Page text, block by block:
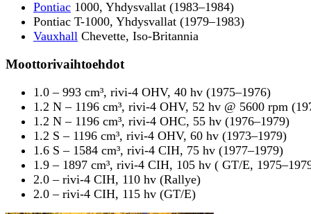
Pontiac 1000, Yhdysvallat (1983–1984)
Pontiac T-1000, Yhdysvallat (1979–1983)
Vauxhall Chevette, Iso-Britannia
Moottorivaihtoehdot
1.0 – 993 cm³, rivi-4 OHV, 40 hv (1975–1976)
1.2 N – 1196 cm³, rivi-4 OHV, 52 hv @ 5600 rpm
1.2 N – 1196 cm³, rivi-4 OHC, 55 hv (1976–1979)
1.2 S – 1196 cm³, rivi-4 OHV, 60 hv (1973–1979)
1.6 S – 1584 cm³, rivi-4 CIH, 75 hv (1977–1979)
1.9 – 1897 cm³, rivi-4 CIH, 105 hv ( GT/E,
2.0 – rivi-4 CIH, 110 hv (Rallye)
2.0 – rivi-4 CIH, 115 hv (GT/E)